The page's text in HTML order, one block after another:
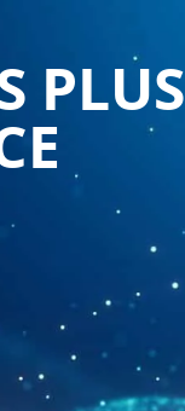
PLUS